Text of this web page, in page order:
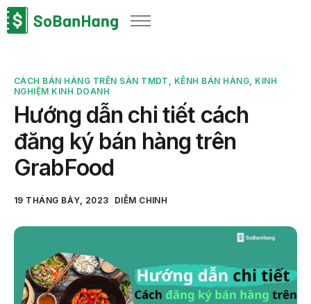
Sản phẩm
Bảng giá
Blog
Thông tin thuế
Về chúng tôi
CÁCH BÁN HÀNG TRÊN SÀN TMDT , KÊNH BÁN HÀNG, KINH
NGHIỆM KINH DOANH
Hướng dẫn chi tiết cách
đăng ký bán hàng trên
GrabFood
19 THÁNG BẢY, 2023 DIỄM CHINH